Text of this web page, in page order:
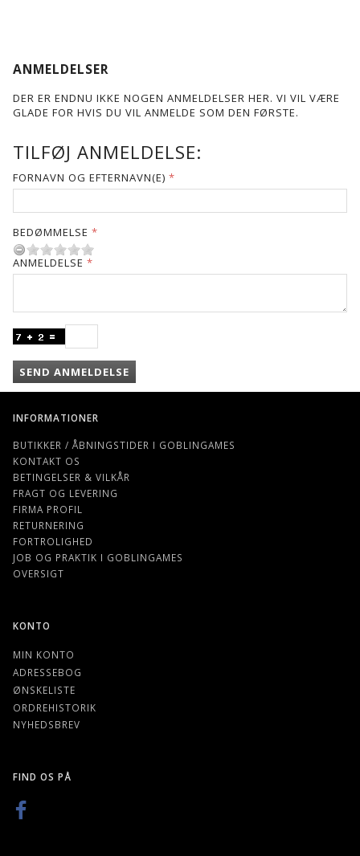
ANMELDELSER
DER ER ENDNU IKKE NOGEN ANMELDELSER HER. VI VIL VÆRE
GLADE FOR HVIS DU VIL ANMELDE SOM DEN FØRSTE.
TILFØJ ANMELDELSE:
FORNAVN OG EFTERNAVN(E)
BEDØMMELSE
ANMELDELSE
SEND ANMELDELSE
INFORMATIONER
BUTIKKER / ÅBNINGSTIDER I GOBLINGAMES
KONTAKT OS
BETINGELSER & VILKÅR
FRAGT OG LEVERING
FIRMA PROFIL
RETURNERING
FORTROLIGHED
JOB OG PRAKTIK I GOBLINGAMES
OVERSIGT
KONTO
MIN KONTO
ADRESSEBOG
ØNSKELISTE
ORDREHISTORIK
NYHEDSBREV
FIND OS PÅ